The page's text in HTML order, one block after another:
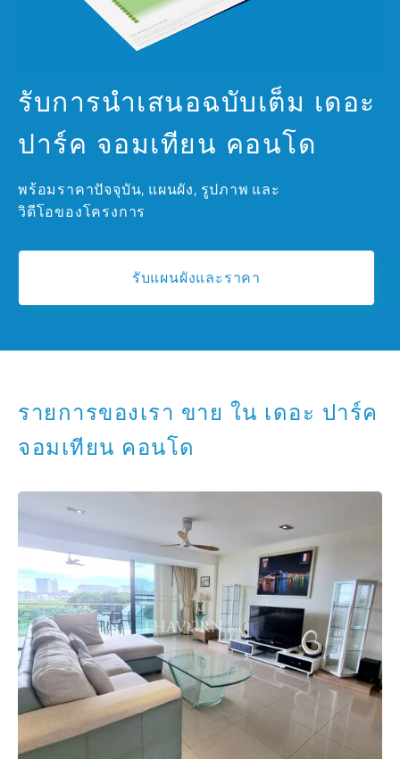
รับการนำเสนอฉบับเต็ม เดอะ
ปาร์ค จอมเทียน คอนโด
พร้อมราคาปัจจุบัน, แผนผัง, รูปภาพ และ
วิดีโอของโครงการ
รับแผนผังและราคา
รายการของเรา ขาย ใน เดอะ ปาร์ค
จอมเทียน คอนโด